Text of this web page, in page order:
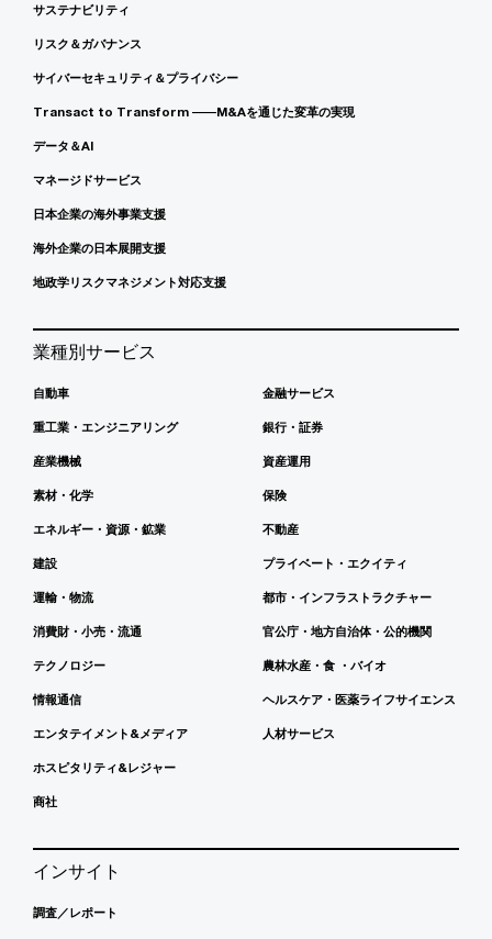
サステナビリティ
リスク＆ガバナンス
サイバーセキュリティ＆プライバシー
Transact to Transform ――M&Aを通じた変革の実現
データ＆AI
マネージドサービス
日本企業の海外事業支援
海外企業の日本展開支援
地政学リスクマネジメント対応支援
業種別サービス
自動車
重工業・エンジニアリング
産業機械
素材・化学
エネルギー・資源・鉱業
建設
運輸・物流
消費財・小売・流通
テクノロジー
情報通信
エンタテイメント&メディア
ホスピタリティ&レジャー
商社
金融サービス
銀行・証券
資産運用
保険
不動産
プライベート・エクイティ
都市・インフラストラクチャー
官公庁・地方自治体・公的機関
農林水産・食 ・バイオ
ヘルスケア・医薬ライフサイエンス
人材サービス
インサイト
調査／レポート